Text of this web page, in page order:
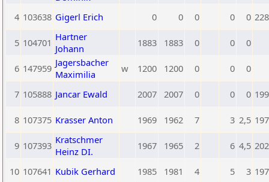
4 103638 Gigerl Erich 0 0 0 0 0
5 104701 Hartner
Johann
1883 1883 0 0 0
6 147959 Jagersbacher
Maximilia
w 1200 1200 0 0 0
7 105888 Jancar Ewald 2007 2007 0 0 0
8 107375 Krasser Anton 1969 1962 7 3 2,5
9 107393 Kratschmer
Heinz DI.
1967 1965 2 6 4,5
10 107641 Kubik Gerhard 1985 1981 4 5 3